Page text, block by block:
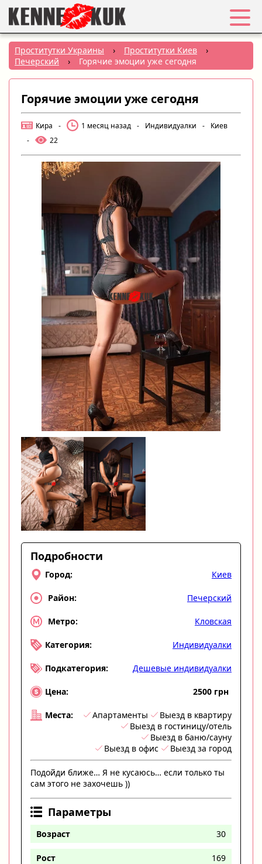
Избранное
Вход
Регистрация
Города:
РУС|
УКР
Создать объявление
Проститутки Украины › Проститутки Киев
›
Печерский
› Горячие эмоции уже сегодня
Горячие эмоции уже сегодня
Кира - 1 месяц назад - Индивидуалки -
Киев
-
22
Подробности
Город: Киев
Район: Печерский
Метро: Кловская
Категория: Индивидуалки
Подкатегория: Дешевые индивидуалки
Цена: 2500 грн
Места: Апартаменты
Выезд в квартиру
Выезд в гостиницу/отель
Выезд в баню/сауну
Выезд в офис
Выезд за город
Подойди ближе… Я не кусаюсь… если только ты
сам этого не захочешь ))
Параметры
Возраст 30
Рост 169